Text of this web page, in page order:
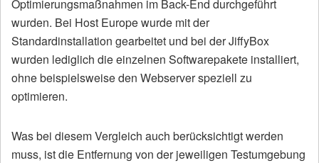
Optimierungsmaßnahmen im Back-End durchgeführt
wurden. Bei Host Europe wurde mit der
Standardinstallation gearbeitet und bei der JiffyBox
wurden lediglich die einzelnen Softwarepakete installiert,
ohne beispielsweise den Webserver speziell zu
optimieren.
Was bei diesem Vergleich auch berücksichtigt werden
muss, ist die Entfernung von der jeweiligen Testumgebung